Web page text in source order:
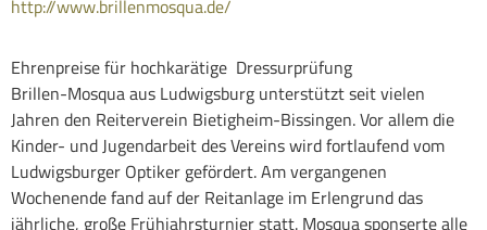
http://www.brillenmosqua.de/
Ehrenpreise für hochkarätige Dressurprüfung
Brillen-Mosqua aus Ludwigsburg unterstützt seit vielen
Jahren den Reiterverein Bietigheim-Bissingen. Vor allem die
Kinder- und Jugendarbeit des Vereins wird fortlaufend vom
Ludwigsburger Optiker gefördert. Am vergangenen
Wochenende fand auf der Reitanlage im Erlengrund das
jährliche, große Frühjahrsturnier statt. Mosqua sponserte alle